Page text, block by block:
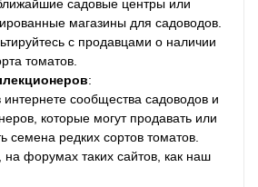
садовые центры или
магазины для садоводов.
с продавцами о наличии
томатов.
:
интернете сообщества садоводов и
которые могут продавать или
семена редких сортов томатов.
форумах таких сайтов, как наш